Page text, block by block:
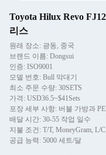
Toyota Hilux Revo
리스
원래 장소: 광동, 중국
브랜드 이름: Dongsui
인증: ISO9001
모델 번호: Bull 막대기
최소 주문 수량: 30SETS
가격: USD36.5~$41Sets
포장 세부 사항: 버블 가방과
배달 시간: 30-55 작업 일수
지불 조건: T/T, MoneyGram, L/C
공급 능력: 5000 세트/달